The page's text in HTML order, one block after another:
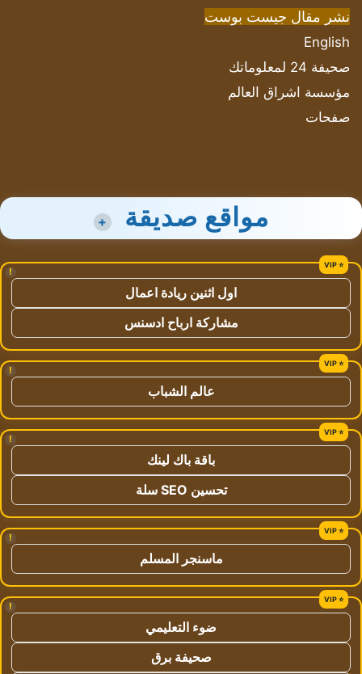
نشر مقال جيست بوست
English
صحيفة 24 لمعلوماتك
مؤسسة اشراق العالم
صفحات
مواقع صديقة +
!
اول اثنين ريادة اعمال
مشاركة ارباح ادسنس
!
عالم الشباب
!
باقة باك لينك
تحسين SEO سلة
!
ماسنجر المسلم
!
ضوء التعليمي
صحيفة برق